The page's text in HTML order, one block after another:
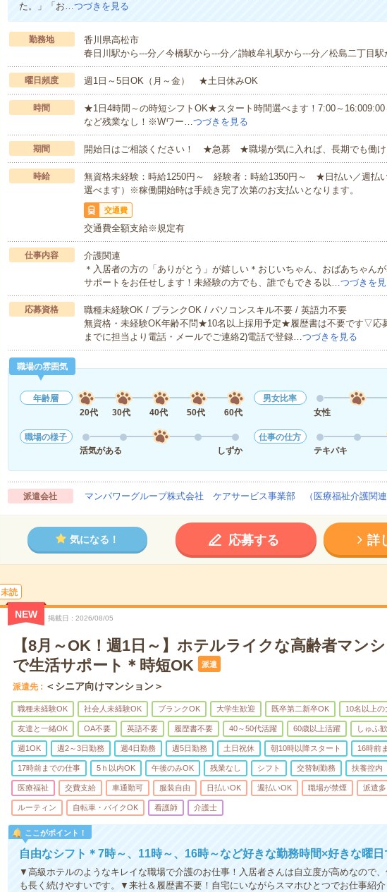
た。」「お…つづきを見る
勤務地
香川県高松市
春日川駅から---分／今橋駅から---分／讃岐牟礼駅から---分／松島二丁目駅
曜日頻度 週1日～5日OK（月～金） ★土日休みOK
時間
★1日4時間～の時短シフトOK★スタート時間選べます！7:00～16:009:00
など残業なし！※Wワー…つづきを見る
期間 開始日はご相談ください！ ★急募 ★職場が気に入れば、長期でも働け
時給
無資格未経験：時給1250円～ 経験者：時給1350円～ ★日払い／週払
選べます）※稼働開始時は手続き完了次第のお支払いとなります。
交通費
交通費全額支給※規定有
仕事内容
介護関連
＊入居者の方の「ありがとう」が嬉しい＊おじいちゃん、おばあちゃん
サポートをお任せします！未経験の方でも、誰でもできる以…つづきを
応募資格
職種未経験OK / ブランクOK / パソコンスキル不要 / 英語力不要
無資格・未経験OK年齢不問★10名以上採用予定★履歴書は不要です▽応
までに担当より電話・メールでご連絡2)電話で登録…つづきを見る
職場の雰囲気
年齢層
20代
30代 40代 50代 60代
男女比率
女性
職場の様子
活気がある
しずか
仕事の仕方
テキパキ
派遣会社 マンパワーグループ株式会社 ケアサービス事業部 （医療福祉介護関連
気になる！ 応募する 詳
未読
NEW 掲載日 2026/08/05
【8月～OK！週1日～】ホテルライクな高齢者マン
で生活サポート＊時短OK
派遣
派遣先 ＜シニア向けマンション＞
職種未経験OK 社会人未経験OK ブランクOK 大学生歓迎 既卒第二新卒OK 10名以上の
友達と一緒OK OA不要 英語不要 履歴書不要 40～50代活躍 60歳以上活躍 しゅふ
週1OK 週2～3日勤務 週4日勤務 週5日勤務 土日祝休 朝10時以降スタート 16時前
17時前までの仕事 5ｈ以内OK 午後のみOK 残業なし シフト 交替制勤務 扶養控内
医療福祉 交費支給 車通勤可 服装自由 日払いOK 週払いOK 職場が禁煙 派遣多
ルーティン 自転車・バイクOK 看護師 介護士
ここがポイント！
自由なシフト＊7時～、11時～、16時～など好きな勤務時間×好きな曜日
▼高級ホテルのようなキレイな職場で介護のお仕事！入居者さんは自立度が高めなので
も長く続けやすいです。▼来社＆履歴書不要！自宅にいながらスマホひとつでお仕事紹